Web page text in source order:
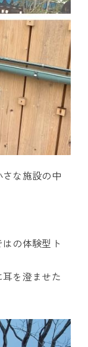
な施設の中
の体験型ト
を澄ませた